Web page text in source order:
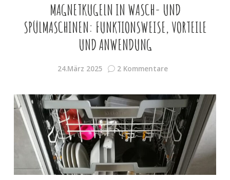
MAGNETKUGELN IN WASCH- UND
SPÜLMASCHINEN: FUNKTIONSWEISE, VORTEILE
UND ANWENDUNG
24.März 2025 2 Kommentare